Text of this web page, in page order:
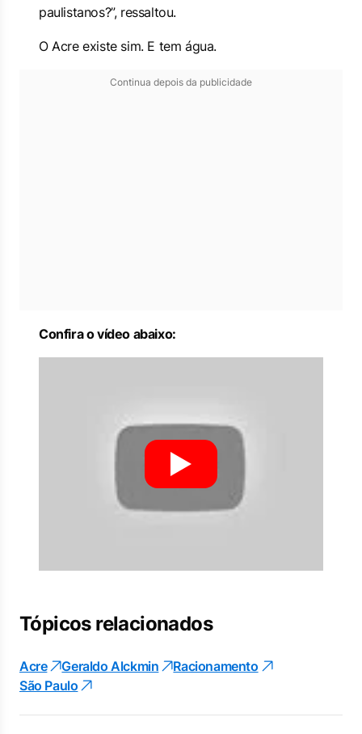
paulistanos?”, ressaltou.
O Acre existe sim. E tem água.
Continua depois da publicidade
Confira o vídeo abaixo:
Tópicos relacionados
Acre Geraldo Alckmin
Racionamento
São Paulo